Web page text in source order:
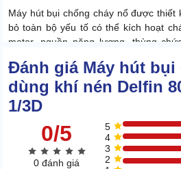
Máy hút bụi chống cháy nổ được thiết
bỏ toàn bộ yếu tố có thể kích hoạt
motor, nguồn năng lượng, thùng
Đánh giá Máy hút
dùng khí nén Delfin
1/3D
0/5
0 đánh giá
5
4
3
2